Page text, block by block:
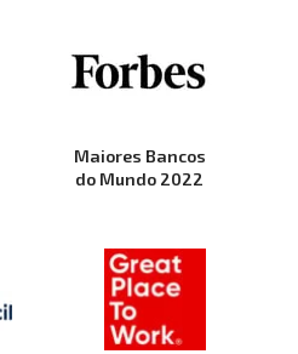
Maiores Bancos
do Mundo 2022